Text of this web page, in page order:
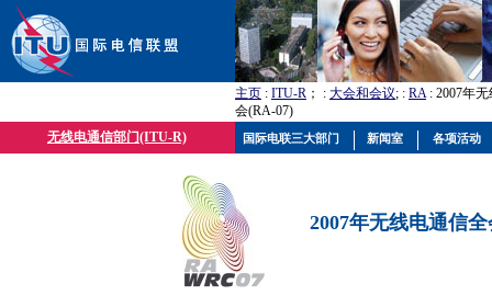
主页 : ITU-R ； : 大会和会议; : RA: 2007年
会(RA-07)
无线电通信部门(ITU-R)
2007年无线电通信
国际电联三大部门 新闻室 各项活动